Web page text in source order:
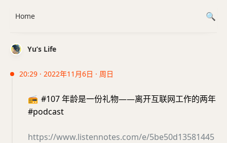
Yu’s Life
20:29 · 2022年11月6日 · 周日
📻 #107 年龄是一份礼物——离开互联网工作的两年
#podcast
https://www.listennotes.com/e/5be50d13581445
Home